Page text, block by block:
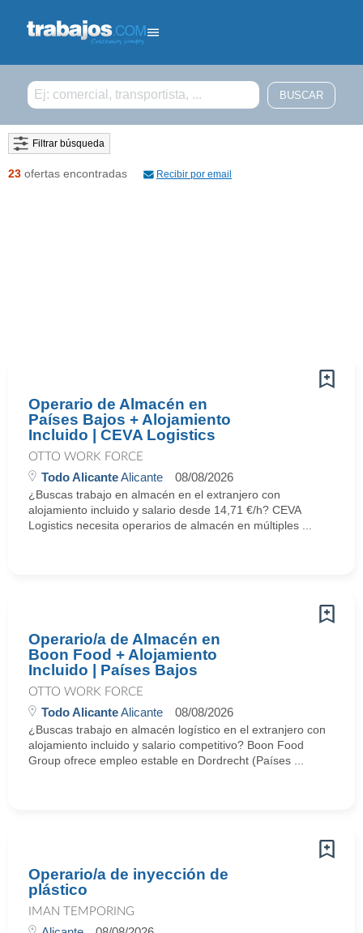
Filtrar búsqueda
23 ofertas encontradas Recibir por email
Operario de Almacén en
Países Bajos + Alojamiento
Incluido | CEVA Logistics
OTTO WORK FORCE
Todo AlicanteAlicante 08/08/2026
¿Buscas trabajo en almacén en el extranjero con
alojamiento incluido y salario desde 14,71 €/h? CEVA
Logistics necesita operarios de almacén en múltiples ...
Operario/a de Almacén en
Boon Food + Alojamiento
Incluido | Países Bajos
OTTO WORK FORCE
Todo AlicanteAlicante 08/08/2026
¿Buscas trabajo en almacén logístico en el extranjero con
alojamiento incluido y salario competitivo? Boon Food
Group ofrece empleo estable en Dordrecht (Países ...
Operario/a de inyección de
plástico
IMAN TEMPORING